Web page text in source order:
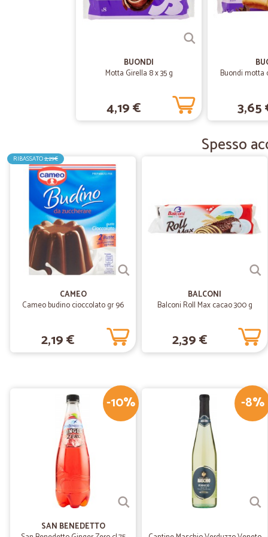
BUONDI
Motta Girella 8 x 35 g
4,19 €
Buondi motta
3,65
Spesso
RIBASSATO2,29€
CAMEO
Cameo budino cioccolato gr 96
2,19 €
BALCONI
Balconi Roll Max cacao 300 g
2,39 €
-10%
SAN BENEDETTO
-8%